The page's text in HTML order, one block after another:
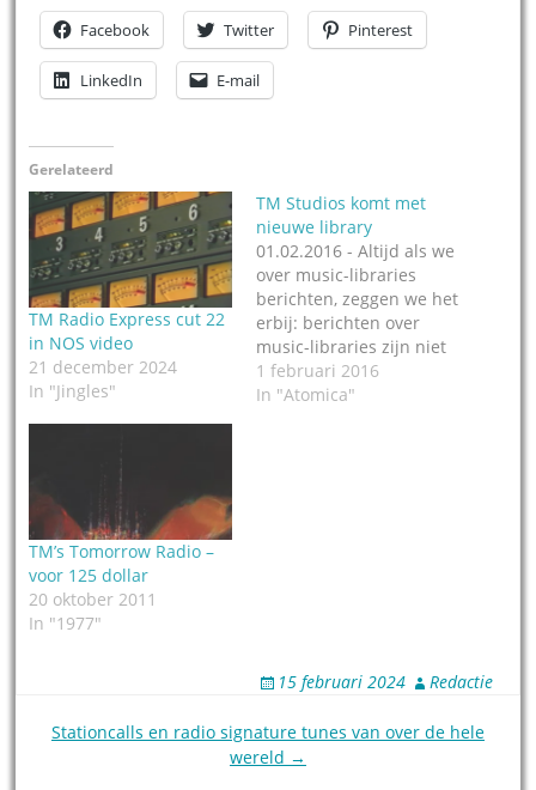
Facebook Twitter Pinterest
LinkedIn E-mail
Gerelateerd
TM Radio Express cut 22
in NOS video
21 december 2024
In "Jingles"
TM Studios komt met
nieuwe library
01.02.2016 - Altijd als we
over music-libraries
berichten, zeggen we het
erbij: berichten over
music-libraries zijn niet
onze core-business,
maar af en toe pikken we
1 februari 2016
In "Atomica"
TM’s Tomorrow Radio –
voor 125 dollar
20 oktober 2011
In "1977"
15 februari 2024 Redactie
PostStationcalls en radio signature tunes van over de hele
wereld →